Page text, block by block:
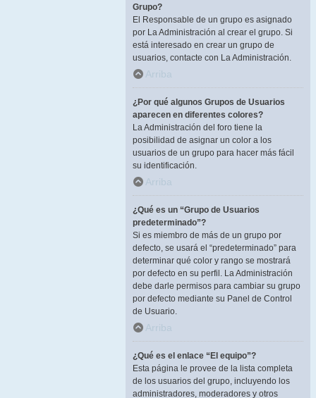
Grupo?
El Responsable de un grupo es asignado
por La Administración al crear el grupo. Si
está interesado en crear un grupo de
usuarios, contacte con La Administración.
Arriba
¿Por qué algunos Grupos de Usuarios
aparecen en diferentes colores?
La Administración del foro tiene la
posibilidad de asignar un color a los
usuarios de un grupo para hacer más fácil
su identificación.
Arriba
¿Qué es un “Grupo de Usuarios
predeterminado”?
Si es miembro de más de un grupo por
defecto, se usará el “predeterminado” para
determinar qué color y rango se mostrará
por defecto en su perfil. La Administración
debe darle permisos para cambiar su grupo
por defecto mediante su Panel de Control
de Usuario.
Arriba
¿Qué es el enlace “El equipo”?
Esta página le provee de la lista completa
de los usuarios del grupo, incluyendo los
administradores, moderadores y otros